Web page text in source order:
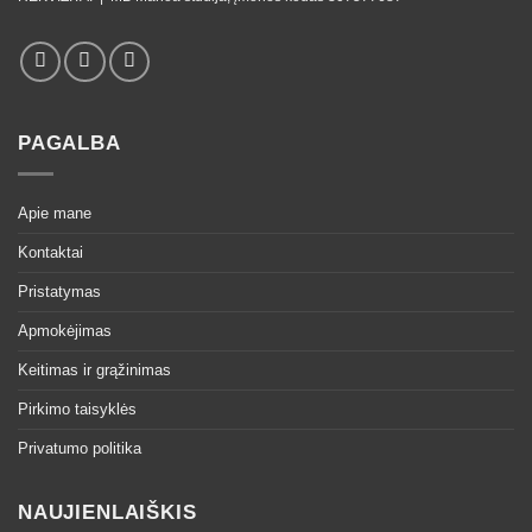
PAGALBA
Apie mane
Kontaktai
Pristatymas
Apmokėjimas
Keitimas ir grąžinimas
Pirkimo taisyklės
Privatumo politika
NAUJIENLAIŠKIS